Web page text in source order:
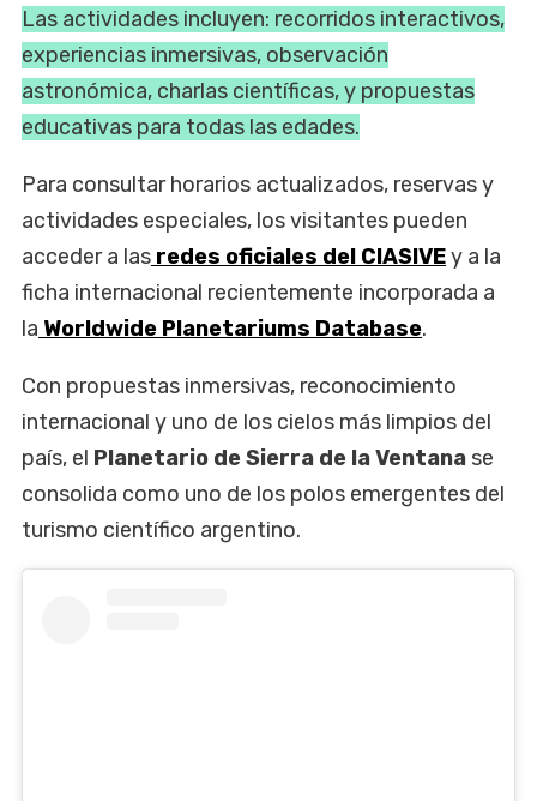
Las actividades incluyen: recorridos interactivos,
experiencias inmersivas, observación
astronómica, charlas científicas, y propuestas
educativas para todas las edades.
Para consultar horarios actualizados, reservas y
actividades especiales, los visitantes pueden
acceder a las redes oficiales del CIASIVEy a la
ficha internacional recientemente incorporada a
la Worldwide Planetariums Database.
Con propuestas inmersivas, reconocimiento
internacional y uno de los cielos más limpios del
país, el Planetario de Sierra de la Ventana se
consolida como uno de los polos emergentes del
turismo científico argentino.